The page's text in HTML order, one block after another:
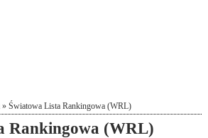
Światowa Lista Rankingowa (WRL)
Rankingowa (WRL)